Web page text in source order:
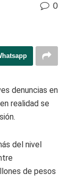
0
denuncias en
realidad se
del nivel
de pesos